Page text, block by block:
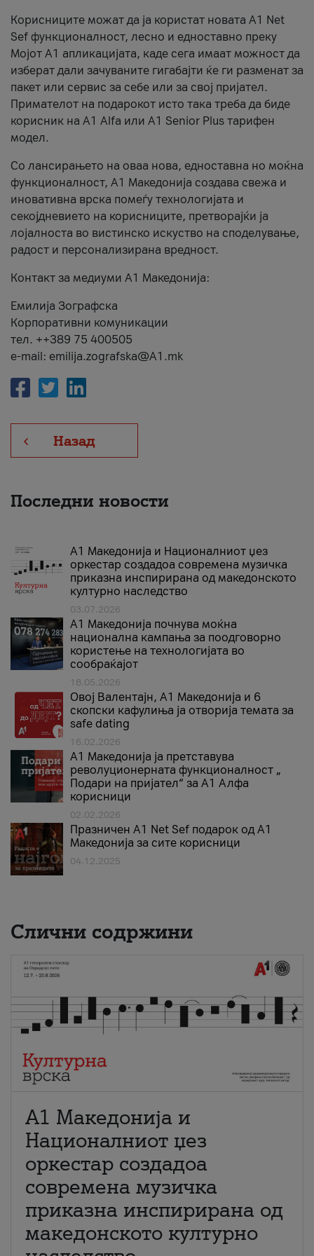
Корисниците можат да ја користат новата А1 Net
Sef функционалност, лесно и едноставно преку
Мојот А1 апликацијата, каде сега имаат можност да
изберат дали зачуваните гигабајти ќе ги разменат за
пакет или сервис за себе или за свој пријател.
Примателот на подарокот исто така треба да биде
корисник на А1 Alfa или A1 Senior Plus тарифен
модел.
Со лансирањето на оваа нова, едноставна но моќна
функционалност, А1 Македонија создава свежа и
иновативна врска помеѓу технологијата и
секојдневието на корисниците, претворајќи ја
лојалноста во вистинско искуство на споделување,
радост и персонализирана вредност.
Контакт за медиуми А1 Македонија:
Емилија Зографска
Корпоративни комуникации
тел. ++389 75 400505
e-mail: emilija.zografska@A1.mk
Назад
Последни новости
А1 Македонија и Националниот џез
оркестар создадоа современа музичка
приказна инспирирана од македонското
културно наследство
03.07.2026
A1 Македонија почнува моќна
национална кампања за поодговорно
користење на технологијата во
сообраќајот
18.05.2026
Овој Валентајн, A1 Македонија и 6
скопски кафулиња ја отворија темата за
safe dating
16.02.2026
А1 Македонија ја претставува
револуционерната функционалност „
Подари на пријател“ за А1 Алфа
корисници
02.02.2026
Празничен A1 Net Sеf подарок од А1
Македонија за сите корисници
04.12.2025
Слични содржини
А1 Македонија и
Националниот џез
оркестар создадоа
современа музичка
приказна инспирирана од
македонското културно